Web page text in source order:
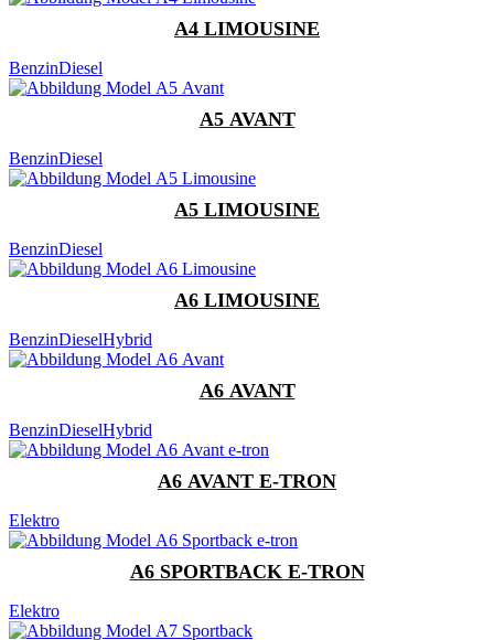
A4 LIMOUSINE
BenzinDiesel
A5 AVANT
BenzinDiesel
A5 LIMOUSINE
BenzinDiesel
A6 LIMOUSINE
BenzinDieselHybrid
A6 AVANT
BenzinDieselHybrid
A6 AVANT E-TRON
Elektro
A6 SPORTBACK E-TRON
Elektro